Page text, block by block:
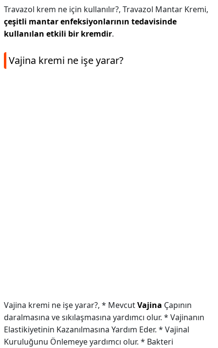
Travazol krem ne için kullanılır?, Travazol Mantar Kremi,
çeşitli mantar enfeksiyonlarının tedavisinde
kullanılan etkili bir kremdir.
Vajina kremi ne işe yarar?
Vajina kremi ne işe yarar?, * MevcutVajina Çapının
daralmasına ve sıkılaşmasına yardımcı olur. * Vajinanın
Elastikiyetinin Kazanılmasına Yardım Eder. * Vajinal
Kuruluğunu Önlemeye yardımcı olur. * Bakteri